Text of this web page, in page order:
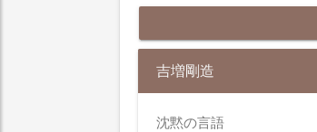
吉増剛造
沈黙の言語